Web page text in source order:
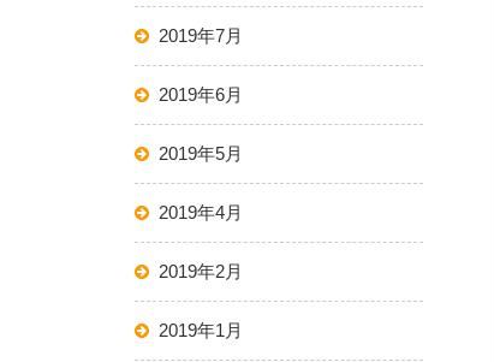
2019年7月
2019年6月
2019年5月
2019年4月
2019年2月
2019年1月